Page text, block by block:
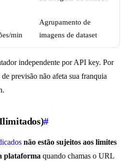
min
Agrupamento de
imagens de dataset
independente por API key. Por
previsão não afeta sua franquia
#
não estão sujeitos aos limites
plataforma quando chamas o URL